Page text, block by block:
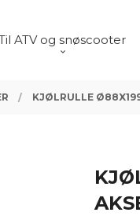
ATV og snøscooter
KJØLRULLE